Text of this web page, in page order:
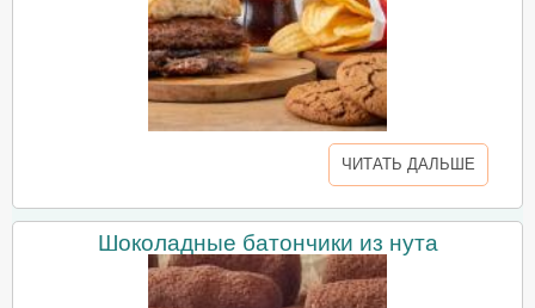
ЧИТАТЬ ДАЛЬШЕ
Шоколадные батончики из нута